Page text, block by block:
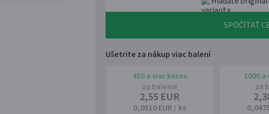
SPOČÍTAŤ
Ušetrite za nákup viac balení
450 a viac kusov
za balenie
2,55 EUR
0,0510 EUR / ks
1000 a
za